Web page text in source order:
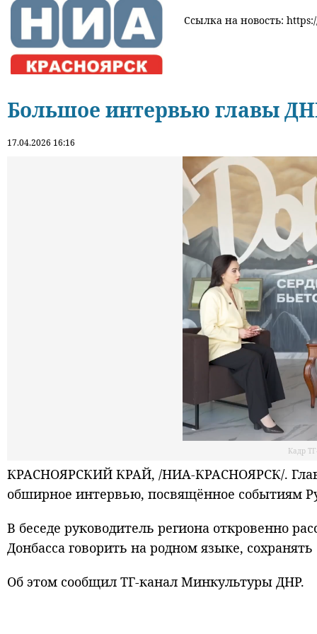
Ссылка на новость:
Большое интервью главы
17.04.2026 16:16
Кадр
КРАСНОЯРСКИЙ КРАЙ, /НИА-КРАСНОЯРСК/.
обширное интервью, посвящённое событиям
В беседе руководитель региона откровенно
Донбасса говорить на родном языке,
Об этом сообщил ТГ-канал Минкультуры ДНР.